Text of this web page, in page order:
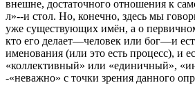
внешне, достаточного отношения к
л»--и стол. Но, конечно, здесь мы
уже существующих имён, а о
кто его делает—человек или бог—и
именования (или это есть процесс), и
«коллективный» или «единичный»,
-«неважно» с точки зрения данного